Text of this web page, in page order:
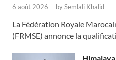
6 août 2026 - bySemlali Khalid
La Fédération Royale
(FRMSE) annonce la
Himalaya